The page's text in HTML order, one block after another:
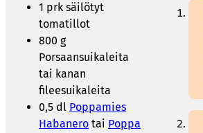
1 prk säilötyt
tomatillot
800 g
Porsaansuikaleita
tai kanan
fileesuikaleita
0,5 dl Poppamies
Habanero tai Poppa